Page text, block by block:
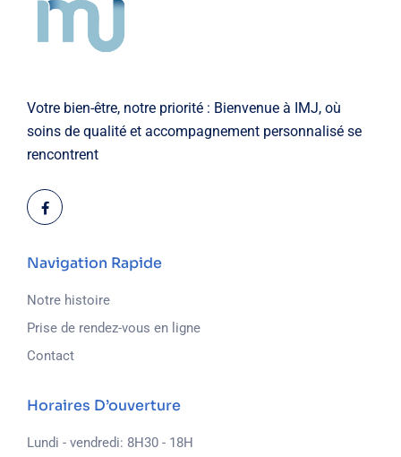
Votre bien-être, notre priorité : Bienvenue à IMJ, où
soins de qualité et accompagnement personnalisé se
rencontrent
Navigation Rapide
Notre histoire
Prise de rendez-vous en ligne
Contact
Horaires D’ouverture
Lundi - vendredi: 8H30 - 18H